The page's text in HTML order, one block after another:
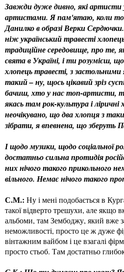
Завжди дуже дивно, які артисти
артистами. Я пам'ятаю, коли
Данилко в образі Верки
ніж український травесті
традиційне середовище, про те,
свята в Україні, і ти розумієш,
хлопець травесті, з
такий – ну, щось цікавий зріз
бачиш, хто у нас топ-артисти,
якась там рок-культура і
неочікувано, що два хлопця з
зібрати, я впевнена, що зберуть
І щодо музики, щодо соціальної
достатньо сильна протидія
них нічого такого прикольного
вільного. Немає нічого такого
С.М.: Ну і мені подобається в
такої відверто трешухи, але якщо
альбоми, там Зембоджу, який вже
неможливості, просто це ж дуже
вінтажним вайбом і це взагалі
просто стьоб. Там достатньо